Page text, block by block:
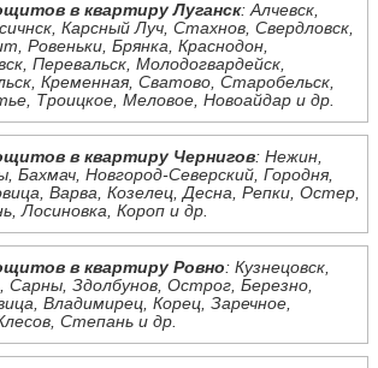
в квартиру Луганск: Алчевск,
Карсный Луч, Стахнов, Свердловск,
Ровеньки, Брянка, Краснодон,
Перевальск, Молодогвардейск,
Кременная, Сватово, Старобельск,
Троицкое, Меловое, Новоайдар и др.
в квартиру Чернигов: Нежин,
Бахмач, Новгород-Северский, Городня,
Варва, Козелец, Десна, Репки, Остер,
Лосиновка, Короп и др.
в квартиру Ровно: Кузнецовск,
Сарны, Здолбунов, Острог, Березно,
Владимирец, Корец, Заречное,
Степань и др.